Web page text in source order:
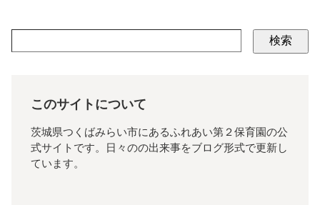
検索
このサイトについて
茨城県つくばみらい市にあるふれあい第２保育園の公
式サイトです。日々のの出来事をブログ形式で更新し
ています。